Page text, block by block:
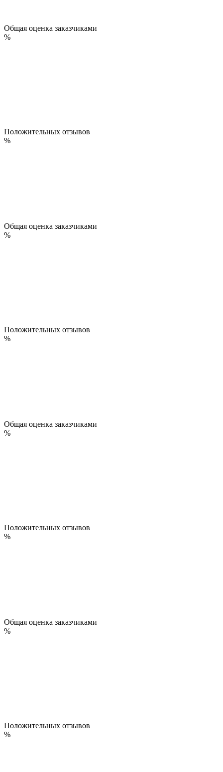
Общая оценка заказчиками
%
Положительных отзывов
%
Общая оценка заказчиками
%
Положительных отзывов
%
Общая оценка заказчиками
%
Положительных отзывов
%
Общая оценка заказчиками
%
Положительных отзывов
%